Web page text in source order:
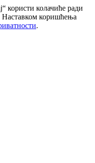
користи колачиће ради
коришћења
.